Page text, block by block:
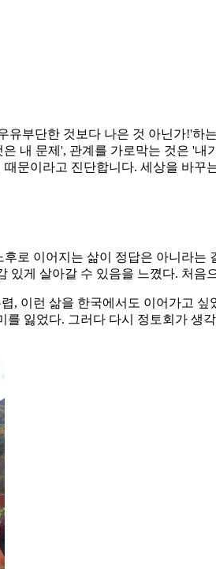
유부단한 것보다 나은 것 아닌가!'
내 문제', 관계를 가로막는 것은 '
문이라고 진단합니다. 세상을 바
로 이어지는 삶이 정답은 아니라는
있게 살아갈 수 있음을 느꼈다. 처
, 이런 삶을 한국에서도 이어가고
잃었다. 그러다 다시 정토회가